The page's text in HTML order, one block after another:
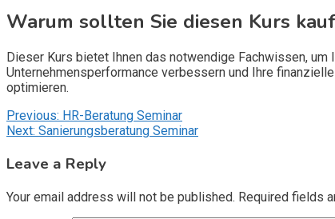
Warum sollten Sie diesen Kurs
Dieser Kurs bietet Ihnen das notwendige Fachwissen,
Unternehmensperformance verbessern und Ihre
optimieren.
Post
navigation
Previous: HR-Beratung Seminar
Next: Sanierungsberatung Seminar
Leave a Reply
Your email address will not be published. Required fields